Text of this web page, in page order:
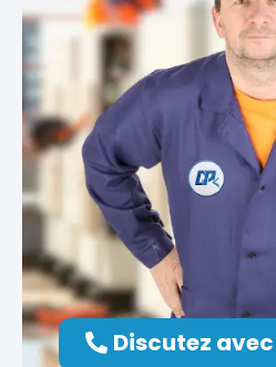
Discutez